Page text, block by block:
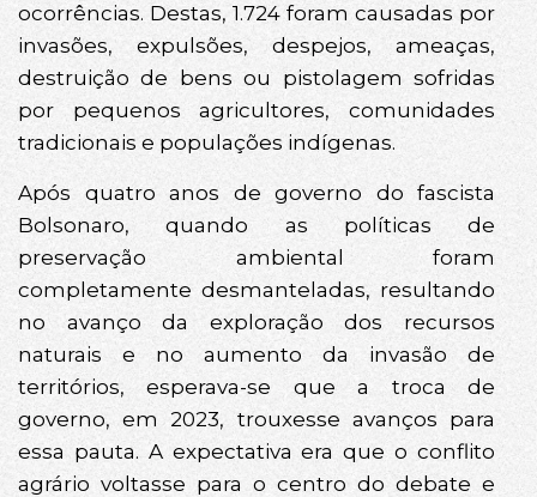
ocorrências. Destas, 1.724 foram causadas por
invasões, expulsões, despejos, ameaças,
destruição de bens ou pistolagem sofridas
por pequenos agricultores, comunidades
tradicionais e populações indígenas.
Após quatro anos de governo do fascista
Bolsonaro, quando as políticas de
preservação ambiental foram
completamente desmanteladas, resultando
no avanço da exploração dos recursos
naturais e no aumento da invasão de
territórios, esperava-se que a troca de
governo, em 2023, trouxesse avanços para
essa pauta. A expectativa era que o conflito
agrário voltasse para o centro do debate e